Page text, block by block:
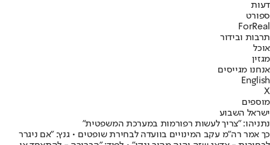
דעות
ספורט
ForReal
תרבות ובידור
אוכל
מגזין
אנחנו מגייסים
English
X
מוספים
ישראל השבוע
נתניהו: "צריך לעשות רפורמות במערכת המשפטית"
כך אמר רה"מ עקב המינויים בוועדה לבחירת שופטים • גנץ: "אם ניגרר